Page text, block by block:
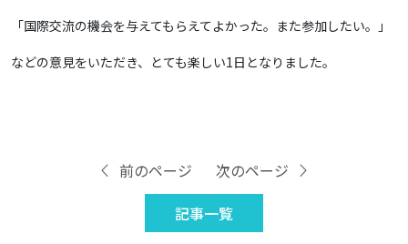
「国際交流の機会を与えてもらえてよかった。また参加したい。」
などの意見をいただき、とても楽しい1日となりました。
前のページ
記事一覧
次のページ